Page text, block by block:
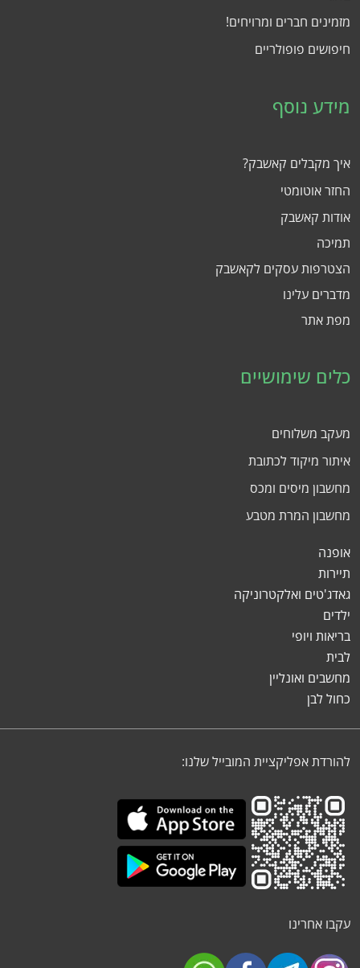
מזמינים חברים ומרויחים!
חיפושים פופולריים
מידע נוסף
איך מקבלים קאשבק?
החזר אוטומטי
אודות קאשבק
תמיכה
הצטרפות עסקים לקאשבק
מדברים עלינו
מפת אתר
כלים שימושיים
מעקב משלוחים
איתור מיקוד לכתובת
מחשבון מיסים ומכס
מחשבון המרת מטבע
אופנה
תיירות
גאדג'טים ואלקטרוניקה
ילדים
בריאות ויופי
לבית
מחשבים ואונליין
כחול לבן
להורדת אפליקציית המובייל שלנו:
עקבו אחרינו